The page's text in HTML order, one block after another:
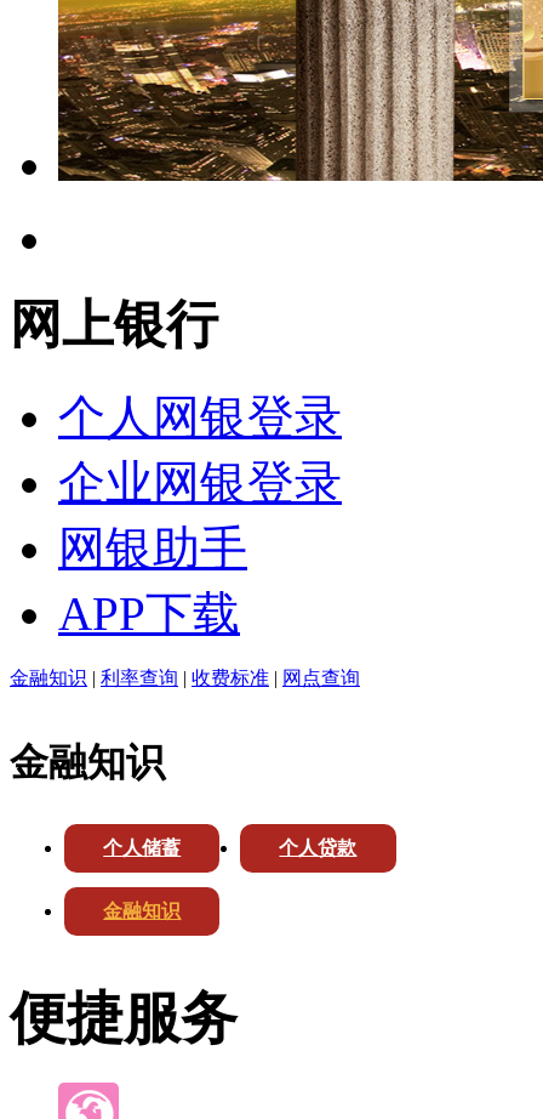
网上银行
个人网银登录
企业网银登录
网银助手
APP下载
金融知识 | 利率查询 | 收费标准 | 网点查询
金融知识
个人储蓄 个人贷款
金融知识
便捷服务